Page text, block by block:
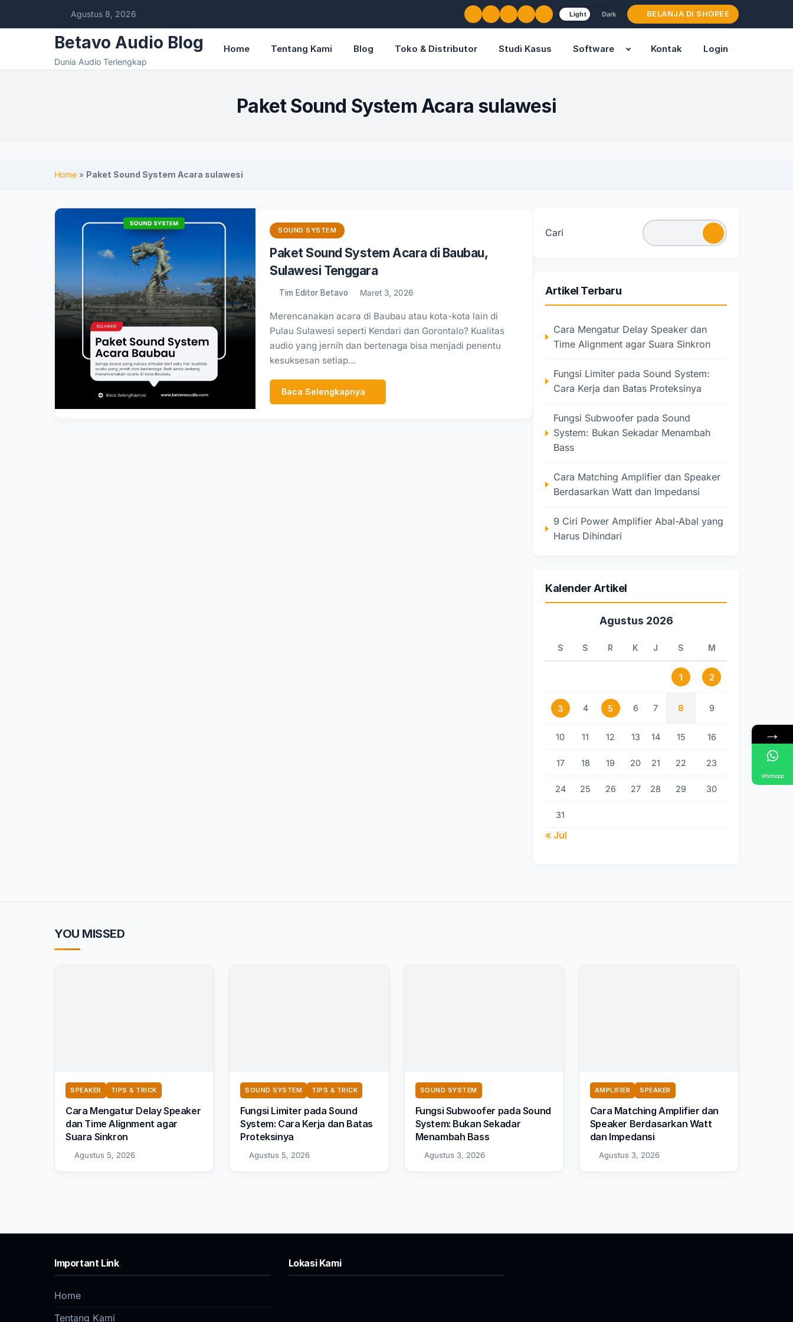
Agustus 8, 2026 Light Dark BELANJA DI SHOPEE
Betavo Audio Blog
Dunia Audio Terlengkap
Home Tentang Kami Blog Toko & Distributor Studi Kasus Software Kontak Login
Paket Sound System Acara sulawesi
Home » Paket Sound System Acara sulawesi
SOUND SYSTEM
Paket Sound System Acara di Baubau,
Sulawesi Tenggara
Tim Editor Betavo Maret 3, 2026
Merencanakan acara di Baubau atau kota-kota lain di
Pulau Sulawesi seperti Kendari dan Gorontalo? Kualitas
audio yang jernih dan bertenaga bisa menjadi penentu
kesuksesan setiap…
Baca Selengkapnya
Cari
Artikel Terbaru
Cara Mengatur Delay Speaker dan
Time Alignment agar Suara Sinkron
Fungsi Limiter pada Sound System:
Cara Kerja dan Batas Proteksinya
Fungsi Subwoofer pada Sound
System: Bukan Sekadar Menambah
Bass
Cara Matching Amplifier dan Speaker
Berdasarkan Watt dan Impedansi
9 Ciri Power Amplifier Abal-Abal yang
Harus Dihindari
Kalender Artikel
Agustus 2026
S S R K J S M
1 2
3 4 5 6 7 8 9
10 11 12 13 14 15 16
17 18 19 20 21 22 23
24 25 26 27 28 29 30
31
« Jul
YOU MISSED
SPEAKER TIPS & TRICK
Cara Mengatur Delay Speaker
dan Time Alignment agar
Suara Sinkron
Agustus 5, 2026
SOUND SYSTEM TIPS & TRICK
Fungsi Limiter pada Sound
System: Cara Kerja dan Batas
Proteksinya
Agustus 5, 2026
SOUND SYSTEM
Fungsi Subwoofer pada Sound
System: Bukan Sekadar
Menambah Bass
Agustus 3, 2026
AMPLIFIER SPEAKER
Cara Matching Amplifier dan
Speaker Berdasarkan Watt
dan Impedansi
Agustus 3, 2026
Important Link
Home
Tentang Kami
Lokasi Kami
→
Whatsapp